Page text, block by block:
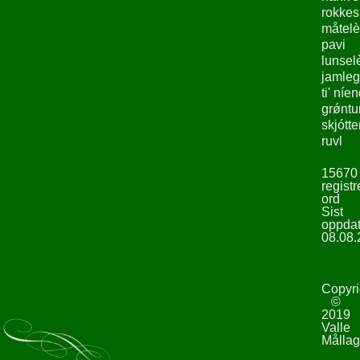
pavi
ti'
ruvl
15670
ord
Sist
©
2019
Valle
Mållag